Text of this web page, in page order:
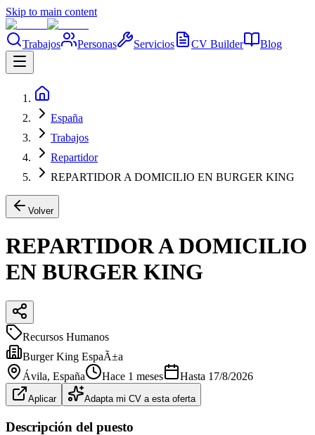
Skip to main content
Trabajos Personas Servicios CV Builder Blog
España
Trabajos
Repartidor
REPARTIDOR A DOMICILIO EN BURGER KING
Volver
REPARTIDOR A DOMICILIO
EN BURGER KING
Recursos Humanos
Burger King EspaÃ±a
Ávila, España Hace 1 meses Hasta 17/8/2026
Aplicar Adapta mi CV a esta oferta
Descripción del puesto